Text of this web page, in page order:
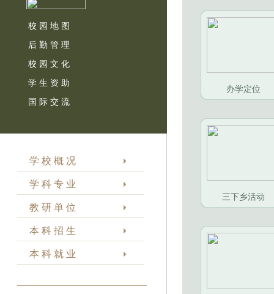
校 园 地 图
后 勤 管 理
校 园 文 化
学 生 资 助
国 际 交 流
学 校 概 况
学 科 专 业
教 研 单 位
本 科 招 生
本 科 就 业
办学定位
三下乡活动